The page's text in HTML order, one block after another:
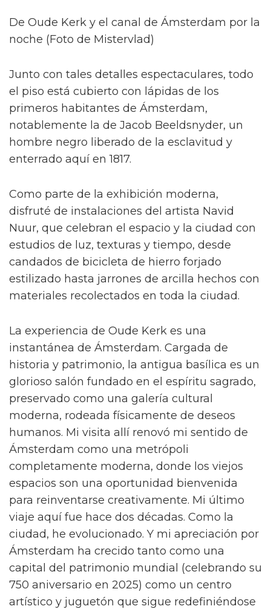
De Oude Kerk y el canal de Ámsterdam por la
noche (Foto de Mistervlad)
Junto con tales detalles espectaculares, todo
el piso está cubierto con lápidas de los
primeros habitantes de Ámsterdam,
notablemente la de Jacob Beeldsnyder, un
hombre negro liberado de la esclavitud y
enterrado aquí en 1817.
Como parte de la exhibición moderna,
disfruté de instalaciones del artista Navid
Nuur, que celebran el espacio y la ciudad con
estudios de luz, texturas y tiempo, desde
candados de bicicleta de hierro forjado
estilizado hasta jarrones de arcilla hechos con
materiales recolectados en toda la ciudad.
La experiencia de Oude Kerk es una
instantánea de Ámsterdam. Cargada de
historia y patrimonio, la antigua basílica es un
glorioso salón fundado en el espíritu sagrado,
preservado como una galería cultural
moderna, rodeada físicamente de deseos
humanos. Mi visita allí renovó mi sentido de
Ámsterdam como una metrópoli
completamente moderna, donde los viejos
espacios son una oportunidad bienvenida
para reinventarse creativamente. Mi último
viaje aquí fue hace dos décadas. Como la
ciudad, he evolucionado. Y mi apreciación por
Ámsterdam ha crecido tanto como una
capital del patrimonio mundial (celebrando su
750 aniversario en 2025) como un centro
artístico y juguetón que sigue redefiniéndose